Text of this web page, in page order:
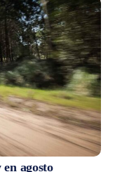
agosto